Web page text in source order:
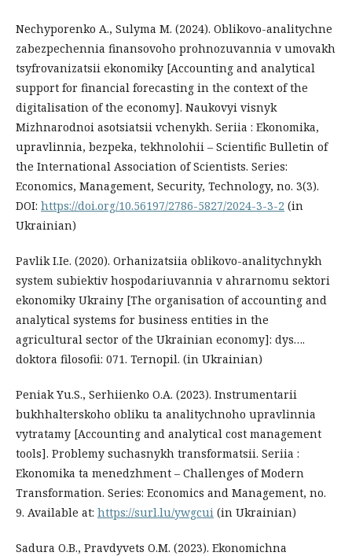
Nechyporenko A., Sulyma M. (2024). Oblikovo-analitychne
zabezpechennia finansovoho prohnozuvannia v umovakh
tsyfrovanizatsii ekonomiky [Accounting and analytical
support for financial forecasting in the context of the
digitalisation of the economy]. Naukovyi visnyk
Mizhnarodnoi asotsiatsii vchenykh. Seriia : Ekonomika,
upravlinnia, bezpeka, tekhnolohii – Scientific Bulletin of
the International Association of Scientists. Series:
Economics, Management, Security, Technology, no. 3(3).
DOI: https://doi.org/10.56197/2786-5827/2024-3-3-2 (in
Ukrainian)
Pavlik I.Ie. (2020). Orhanizatsiia oblikovo-analitychnykh
system subiektiv hospodariuvannia v ahrarnomu sektori
ekonomiky Ukrainy [The organisation of accounting and
analytical systems for business entities in the
agricultural sector of the Ukrainian economy]: dys….
doktora filosofii: 071. Ternopil. (in Ukrainian)
Peniak Yu.S., Serhiienko O.A. (2023). Instrumentarii
bukhhalterskoho obliku ta analitychnoho upravlinnia
vytratamy [Accounting and analytical cost management
tools]. Problemy suchasnykh transformatsii. Seriia :
Ekonomika ta menedzhment – Challenges of Modern
Transformation. Series: Economics and Management, no.
9. Available at: https://surl.lu/ywgcui (in Ukrainian)
Sadura O.B., Pravdyvets O.M. (2023). Ekonomichna